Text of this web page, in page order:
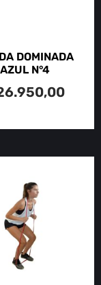
DOMINADA
AZUL N°4